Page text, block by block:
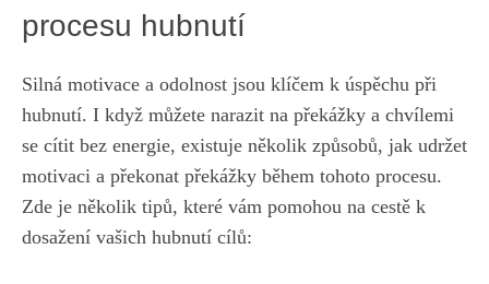
procesu hubnutí
Silná⁣ motivace a⁤ odolnost jsou klíčem k úspěchu při
hubnutí. I když můžete narazit na překážky a chvílemi⁤
se​ cítit bez energie, existuje několik způsobů, jak udržet
motivaci a překonat překážky‍ během tohoto ‌procesu.
Zde je několik tipů, které vám⁢ pomohou na⁣ cestě k
dosažení vašich hubnutí cílů: